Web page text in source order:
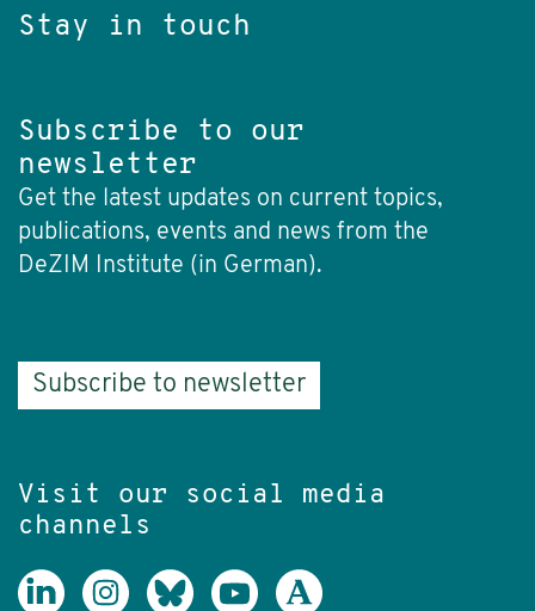
Stay in touch
Subscribe to our
newsletter
Get the latest updates on current topics,
publications, events and news from the
DeZIM Institute (in German).
Subscribe to newsletter
Visit our social media
channels